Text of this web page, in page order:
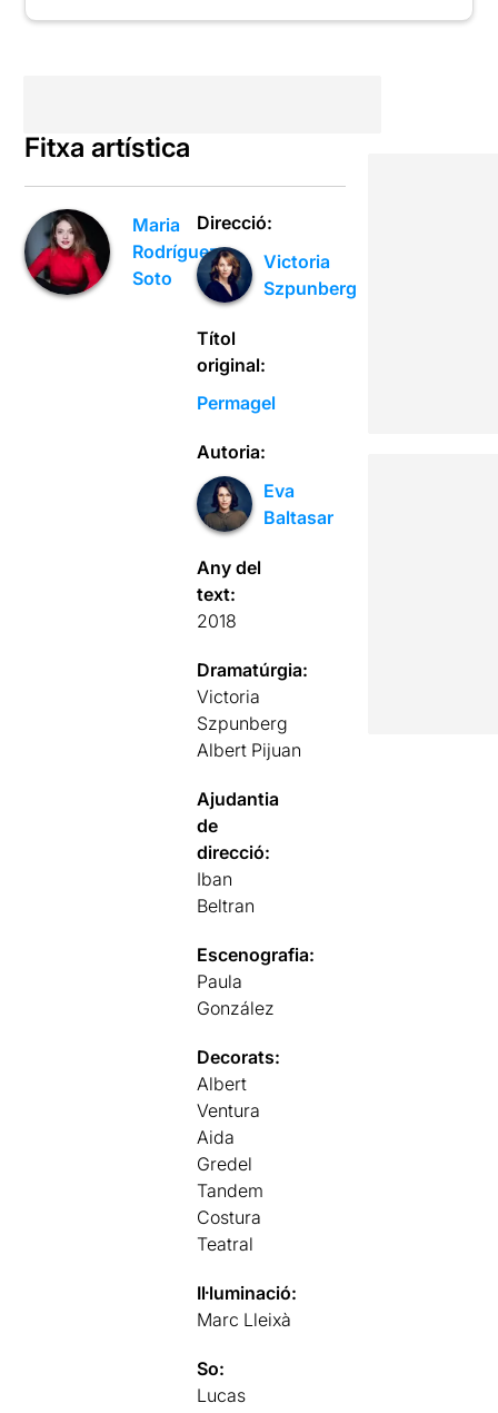
Fitxa artística
Maria
Rodríguez
Soto
Direcció:
Victoria
Szpunberg
Títol
original:
Permagel
Autoria:
Eva
Baltasar
Any del
text:
2018
Dramatúrgia:
Victoria
Szpunberg
Albert Pijuan
Ajudantia
de
direcció:
Iban
Beltran
Escenografia:
Paula
González
Decorats:
Albert
Ventura
Aida
Gredel
Tandem
Costura
Teatral
Il·luminació:
Marc Lleixà
So:
Lucas